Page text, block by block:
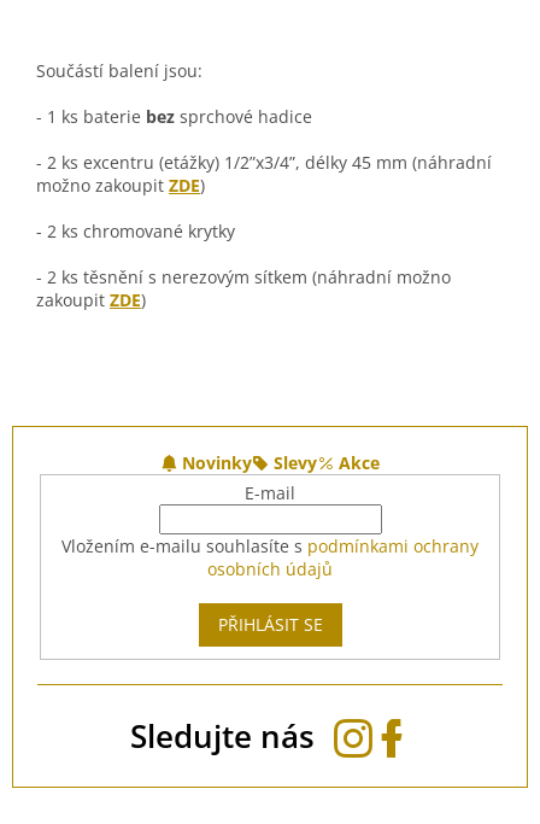
Součástí balení jsou:
- 1 ks baterie bez sprchové hadice
- 2 ks excentru (etážky) 1/2”x3/4”, délky 45 mm (náhradní
možno zakoupit ZDE)
- 2 ks chromované krytky
- 2 ks těsnění s nerezovým sítkem (náhradní možno
zakoupit ZDE)
Novinky Slevy
Akce
E-mail
Vložením e-mailu souhlasíte s podmínkami ochrany
osobních údajů
PŘIHLÁSIT SE
Sledujte nás